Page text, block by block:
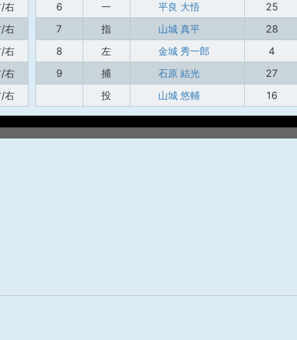
右
右
右
右
右
6
一 平良 大悟
25
7
指 山城 真平
28
8
左 金城 秀一郎
4
9
捕 石原 結光
27
投
山城 悠輔 16